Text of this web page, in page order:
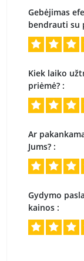
Gebėjimas
bendrauti su
Kiek laiko
priėmė? :
Ar
Jums? :
Gydymo
kainos :